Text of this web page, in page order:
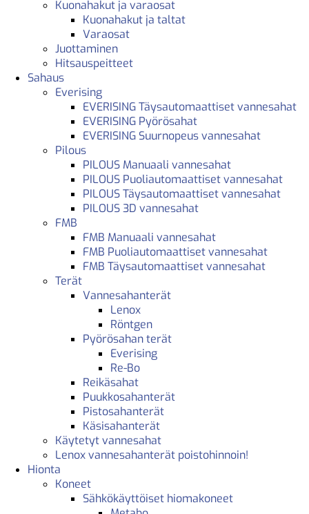
Kuonahakut ja varaosat
Kuonahakut ja taltat
Varaosat
Juottaminen
Hitsauspeitteet
Sahaus
Everising
EVERISING Täysautomaattiset vannesahat
EVERISING Pyörösahat
EVERISING Suurnopeus vannesahat
Pilous
PILOUS Manuaali vannesahat
PILOUS Puoliautomaattiset vannesahat
PILOUS Täysautomaattiset vannesahat
PILOUS 3D vannesahat
FMB
FMB Manuaali vannesahat
FMB Puoliautomaattiset vannesahat
FMB Täysautomaattiset vannesahat
Terät
Vannesahanterät
Lenox
Röntgen
Pyörösahan terät
Everising
Re-Bo
Reikäsahat
Puukkosahanterät
Pistosahanterät
Käsisahanterät
Käytetyt vannesahat
Lenox vannesahanterät poistohinnoin!
Hionta
Koneet
Sähkökäyttöiset hiomakoneet